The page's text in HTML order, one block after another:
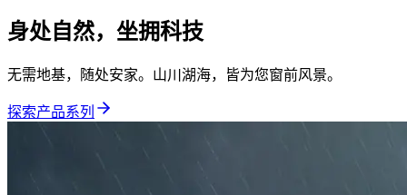
身处自然，坐拥科技
无需地基，随处安家。山川湖海，皆为您窗前风景。
探索产品系列